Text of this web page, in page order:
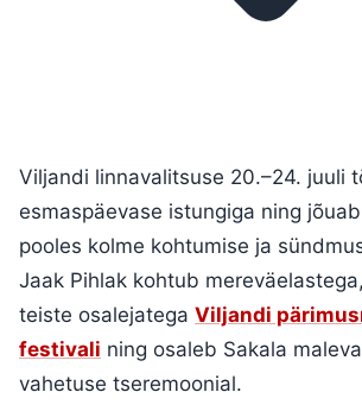
Viljandi linnavalitsuse 20.–24. juuli
esmaspäevase istungiga ning
pooles kolme kohtumise ja
Jaak Pihlak kohtub
teiste osalejatega Viljandi
festivali ning osaleb Sakala
vahetuse tseremoonial.